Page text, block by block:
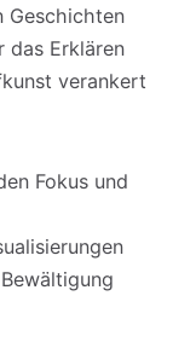
Geschichten
das Erklären
verankert
Fokus und